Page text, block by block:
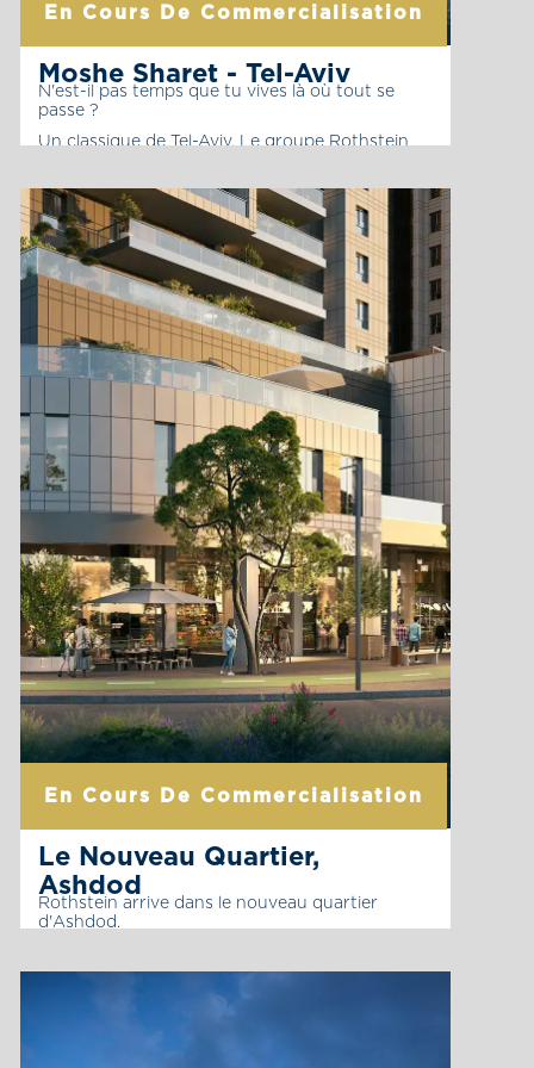
En Cours De Commercialisation
Moshe Sharet - Tel-Aviv
N'est-il pas temps que tu vives là où tout se
passe ?
Un classique de Tel-Aviv. Le groupe Rothstein
Sharet Et le plus désirable, autour de la place
Médine – Tel Aviv.
La page du projet
En Cours De Commercialisation
Le Nouveau Quartier,
Ashdod
Rothstein arrive dans le nouveau quartier
d'Ashdod.
quartier d’Ashdod.